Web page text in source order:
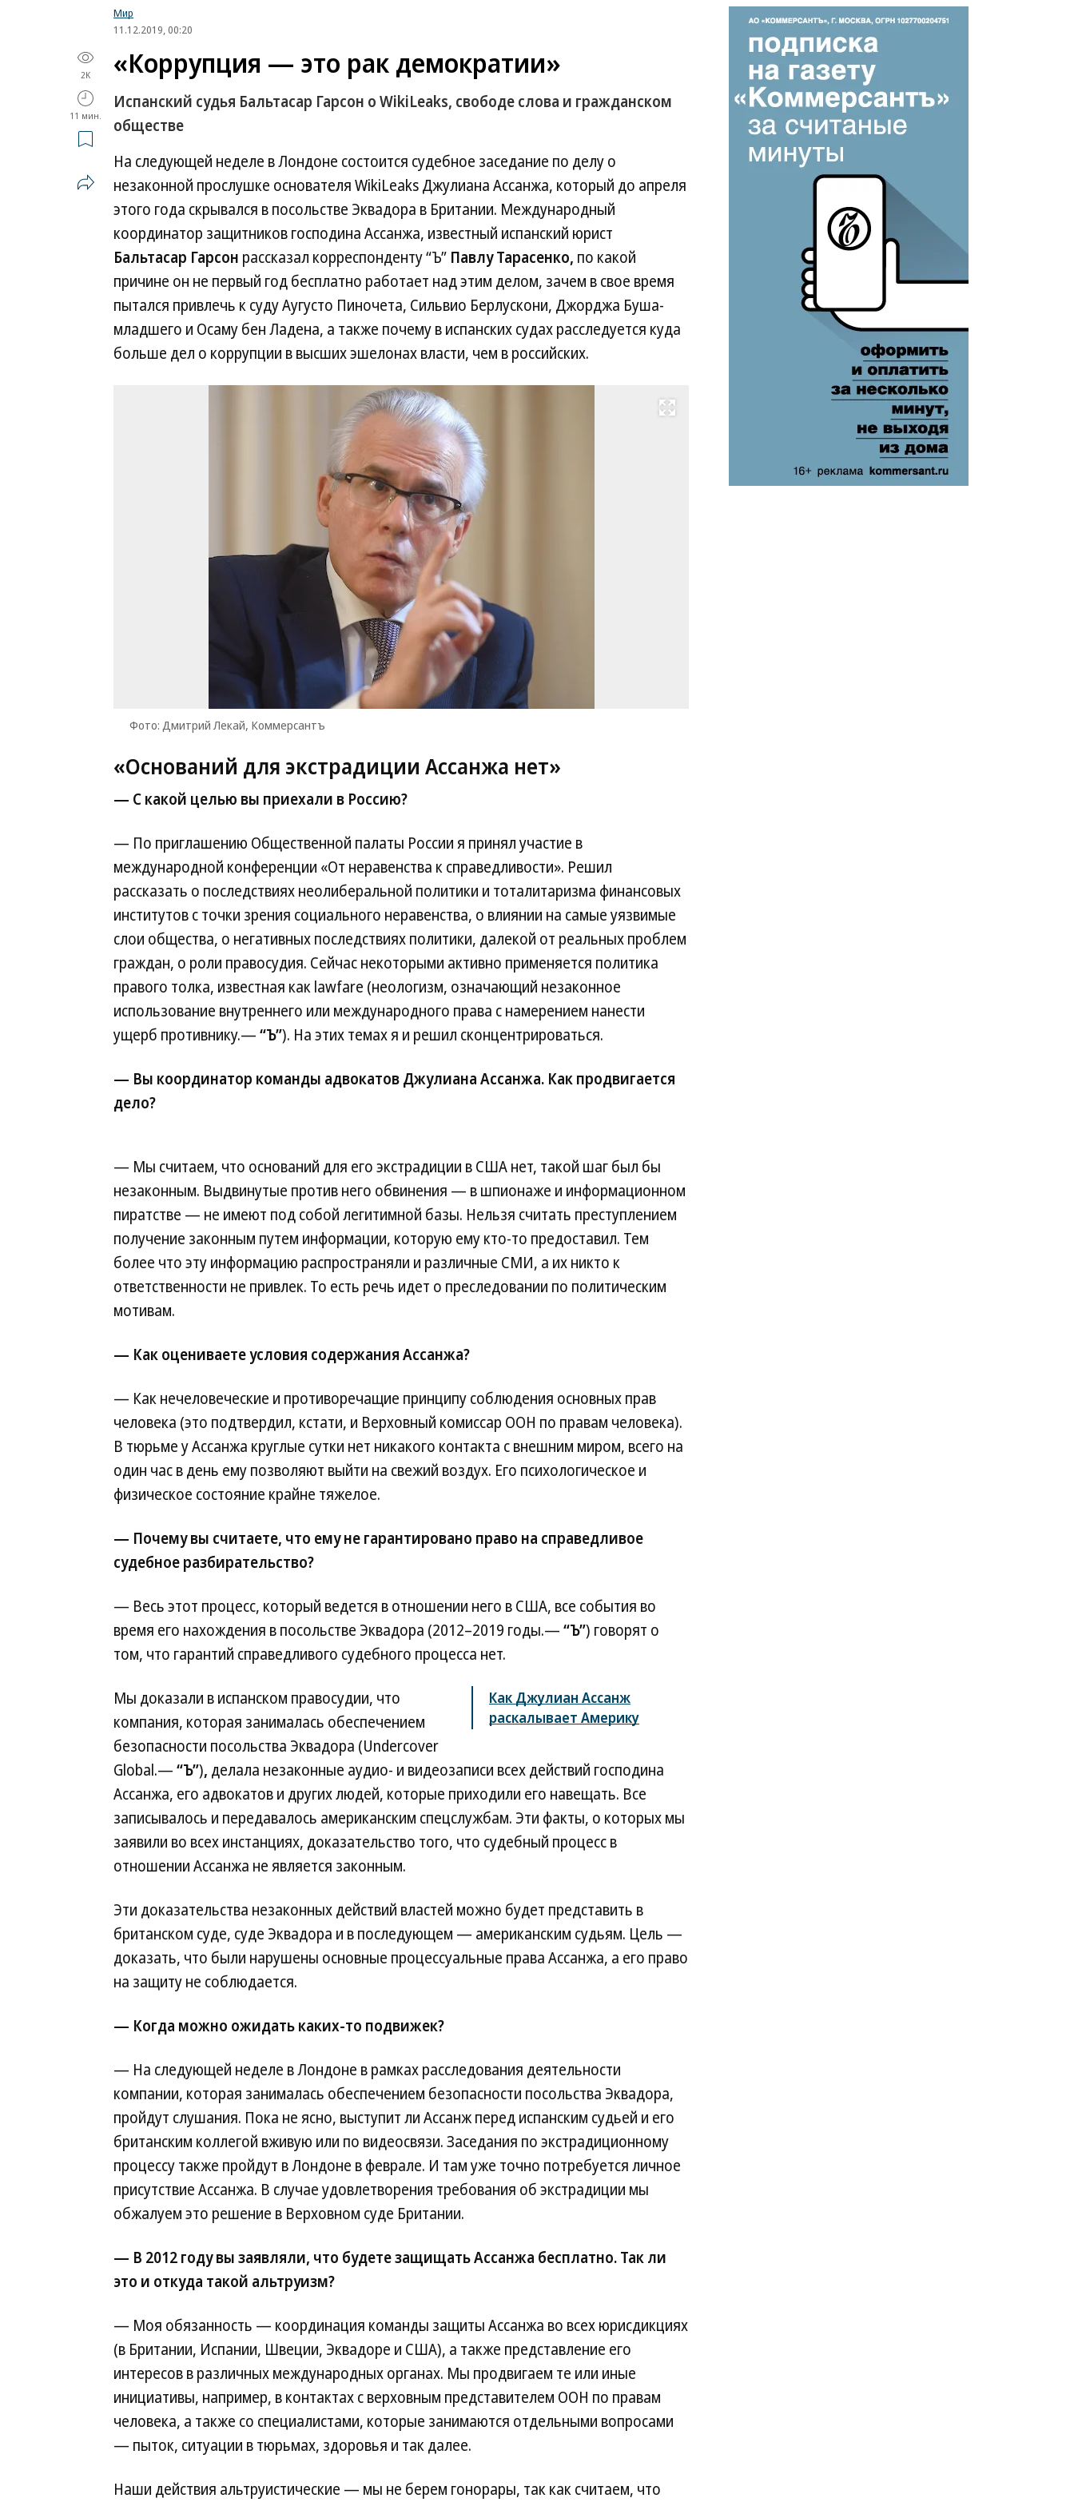
Мир
11.12.2019, 00:20
2K
11 мин.
«Коррупция — это рак демократии»
Испанский судья Бальтасар Гарсон о WikiLeaks, свободе слова и гражданском
обществе
На следующей неделе в Лондоне состоится судебное заседание по делу о
незаконной прослушке основателя WikiLeaks Джулиана Ассанжа, который до апреля
этого года скрывался в посольстве Эквадора в Британии. Международный
координатор защитников господина Ассанжа, известный испанский юрист
Бальтасар Гарсон рассказал корреспонденту “Ъ” Павлу Тарасенко, по какой
причине он не первый год бесплатно работает над этим делом, зачем в свое время
пытался привлечь к суду Аугусто Пиночета, Сильвио Берлускони, Джорджа Буша-
младшего и Осаму бен Ладена, а также почему в испанских судах расследуется куда
больше дел о коррупции в высших эшелонах власти, чем в российских.
Развернуть на весь экран
Фото: Дмитрий Лекай, Коммерсантъ
«Оснований для экстрадиции Ассанжа нет»
— С какой целью вы приехали в Россию?
— По приглашению Общественной палаты России я принял участие в
международной конференции «От неравенства к справедливости». Решил
рассказать о последствиях неолиберальной политики и тоталитаризма финансовых
институтов с точки зрения социального неравенства, о влиянии на самые уязвимые
слои общества, о негативных последствиях политики, далекой от реальных проблем
граждан, о роли правосудия. Сейчас некоторыми активно применяется политика
правого толка, известная как lawfare (неологизм, означающий незаконное
использование внутреннего или международного права с намерением нанести
ущерб противнику.—“Ъ”). На этих темах я и решил сконцентрироваться.
— Вы координатор команды адвокатов Джулиана Ассанжа. Как продвигается
дело?
— Мы считаем, что оснований для его экстрадиции в США нет, такой шаг был бы
незаконным. Выдвинутые против него обвинения — в шпионаже и информационном
пиратстве — не имеют под собой легитимной базы. Нельзя считать преступлением
получение законным путем информации, которую ему кто-то предоставил. Тем
более что эту информацию распространяли и различные СМИ, а их никто к
ответственности не привлек. То есть речь идет о преследовании по политическим
мотивам.
— Как оцениваете условия содержания Ассанжа?
— Как нечеловеческие и противоречащие принципу соблюдения основных прав
человека (это подтвердил, кстати, и Верховный комиссар ООН по правам человека).
В тюрьме у Ассанжа круглые сутки нет никакого контакта с внешним миром, всего на
один час в день ему позволяют выйти на свежий воздух. Его психологическое и
физическое состояние крайне тяжелое.
— Почему вы считаете, что ему не гарантировано право на справедливое
судебное разбирательство?
— Весь этот процесс, который ведется в отношении него в США, все события во
время его нахождения в посольстве Эквадора (2012–2019 годы.—“Ъ”) говорят о
том, что гарантий справедливого судебного процесса нет.
Как Джулиан Ассанж
раскалывает Америку
Мы доказали в испанском правосудии, что
компания, которая занималась обеспечением
безопасности посольства Эквадора (Undercover
Global.—“Ъ”), делала незаконные аудио- и видеозаписи всех действий господина
Ассанжа, его адвокатов и других людей, которые приходили его навещать. Все
записывалось и передавалось американским спецслужбам. Эти факты, о которых мы
заявили во всех инстанциях, доказательство того, что судебный процесс в
отношении Ассанжа не является законным.
Эти доказательства незаконных действий властей можно будет представить в
британском суде, суде Эквадора и в последующем — американским судьям. Цель —
доказать, что были нарушены основные процессуальные права Ассанжа, а его право
на защиту не соблюдается.
— Когда можно ожидать каких-то подвижек?
— На следующей неделе в Лондоне в рамках расследования деятельности
компании, которая занималась обеспечением безопасности посольства Эквадора,
пройдут слушания. Пока не ясно, выступит ли Ассанж перед испанским судьей и его
британским коллегой вживую или по видеосвязи. Заседания по экстрадиционному
процессу также пройдут в Лондоне в феврале. И там уже точно потребуется личное
присутствие Ассанжа. В случае удовлетворения требования об экстрадиции мы
обжалуем это решение в Верховном суде Британии.
— В 2012 году вы заявляли, что будете защищать Ассанжа бесплатно. Так ли
это и откуда такой альтруизм?
— Моя обязанность — координация команды защиты Ассанжа во всех юрисдикциях
(в Британии, Испании, Швеции, Эквадоре и США), а также представление его
интересов в различных международных органах. Мы продвигаем те или иные
инициативы, например, в контактах с верховным представителем ООН по правам
человека, а также со специалистами, которые занимаются отдельными вопросами
— пыток, ситуации в тюрьмах, здоровья и так далее.
Наши действия альтруистические — мы не берем гонорары, так как считаем, что